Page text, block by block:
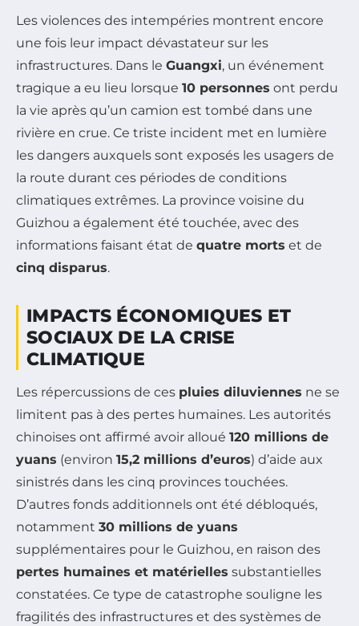
Les violences des intempéries montrent encore
une fois leur impact dévastateur sur les
infrastructures. Dans le Guangxi, un événement
tragique a eu lieu lorsque 10 personnes ont perdu
la vie après qu’un camion est tombé dans une
rivière en crue. Ce triste incident met en lumière
les dangers auxquels sont exposés les usagers de
la route durant ces périodes de conditions
climatiques extrêmes. La province voisine du
Guizhou a également été touchée, avec des
informations faisant état de quatre morts et de
cinq disparus.
IMPACTS ÉCONOMIQUES ET
SOCIAUX DE LA CRISE
CLIMATIQUE
Les répercussions de ces pluies diluviennes ne se
limitent pas à des pertes humaines. Les autorités
chinoises ont affirmé avoir alloué 120 millions de
yuans (environ 15,2 millions d’euros) d’aide aux
sinistrés dans les cinq provinces touchées.
D’autres fonds additionnels ont été débloqués,
notamment 30 millions de yuans
supplémentaires pour le Guizhou, en raison des
pertes humaines et matérielles substantielles
constatées. Ce type de catastrophe souligne les
fragilités des infrastructures et des systèmes de